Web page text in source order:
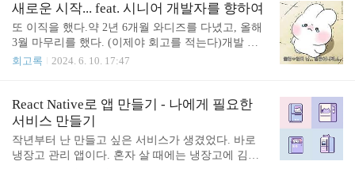
것도 좋아한다. 가성비를 따지기는 하지만, 먹기 위
해 돈버는 스타일? 이기 때문에 먹는 것에 아끼지 않
는 편이다. 그렇기에 맛집에서 줄 서는 서비스인 테
이블링을 이미 알고 있었다. (예전에는 웹으로도 봤
었는데, 지금은 접었다고 한다.) 특히 면접 분위기가
컸던 것 같다) 역할은 무엇인가 ?미들급 FE개발자?
의욕 빵빵한 개발자 ?팀장 말 잘듣고 열심히 개발하
는 실무자?이런 역할이지 않을까 싶다. ..
새로운 시작... feat. 시니어 개발자를 향하여
또 이직을 했다.약 2년 6개월 와디즈를 다녔고, 올해
3월 마무리를 했다. (이제야 회고를 적는다)개발 지
식뿐만 아니라 문서화, 개발 프로세스 등 개발자에게
해야 하나 싱숭생숭했다. 그만큼 팀 분위기가 너무
좋아서 떠나는 게 맘 편하지 않았다. 왜 또 이직을 했
는가?이력서를 정리하다 보니 벌써 8년 차가 되어버
렸다. 쭈니어일때 10년차 개발자는 완전 능력자 + 시
니어 개발자라고 생각했는데, 내가 곧 10년 차라는
회고록 2024. 6. 10. 17:47
React Native로 앱 만들기 - 나에게 필요한
서비스 만들기
작년부터 난 만들고 싶은 서비스가 생겼었다. 바로
냉장고 관리 앱이다. 혼자 살 때에는 냉장고에 김치